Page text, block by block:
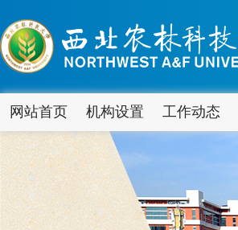
网站首页 机构设置 工作动态